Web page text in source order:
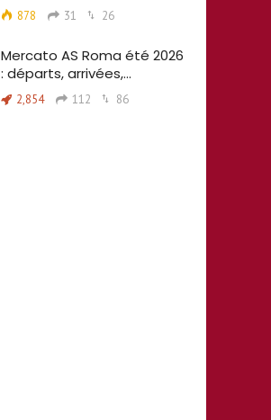
878 31 26
Mercato AS Roma été 2026
: départs, arrivées,…
2,854 112 86